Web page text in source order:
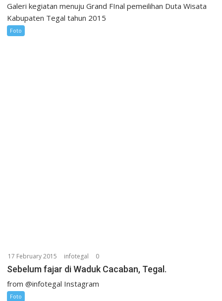
Galeri kegiatan menuju Grand FInal pemeilihan Duta Wisata
Kabupaten Tegal tahun 2015
Foto
17 February 2015 infotegal 0
Sebelum fajar di Waduk Cacaban, Tegal.
from @infotegal Instagram
Foto